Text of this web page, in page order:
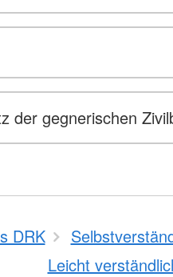
der gegnerischen
DRK
Leicht